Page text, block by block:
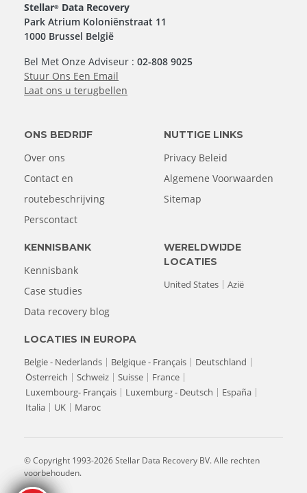
Stellar® Data Recovery
Park Atrium Koloniënstraat 11
1000 Brussel België
Bel Met Onze Adviseur :02-808 9025
Stuur Ons Een Email
Laat ons u terugbellen
ONS BEDRIJF
Over ons
Contact en
routebeschrijving
Perscontact
NUTTIGE LINKS
Privacy Beleid
Algemene Voorwaarden
Sitemap
KENNISBANK
Kennisbank
Case studies
Data recovery blog
LOCATIES IN EUROPA
Belgie - Nederlands
Belgique - Français
Deutschland
Österreich
Schweiz Suisse
France
Luxembourg- Français
Luxemburg - Deutsch
España
Italia
UK Maroc
WERELDWIJDE
LOCATIES
United States
Azië
© Copyright 1993-2026 Stellar Data Recovery BV. Alle rechten
voorbehouden.